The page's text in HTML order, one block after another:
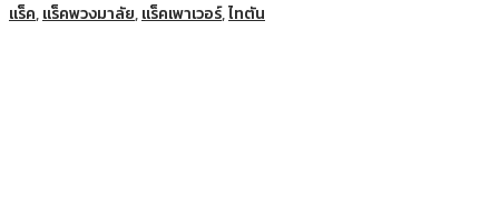
แร็ค,แร็คพวงมาลัย,แร็คเพาเวอร์,ไทตัน